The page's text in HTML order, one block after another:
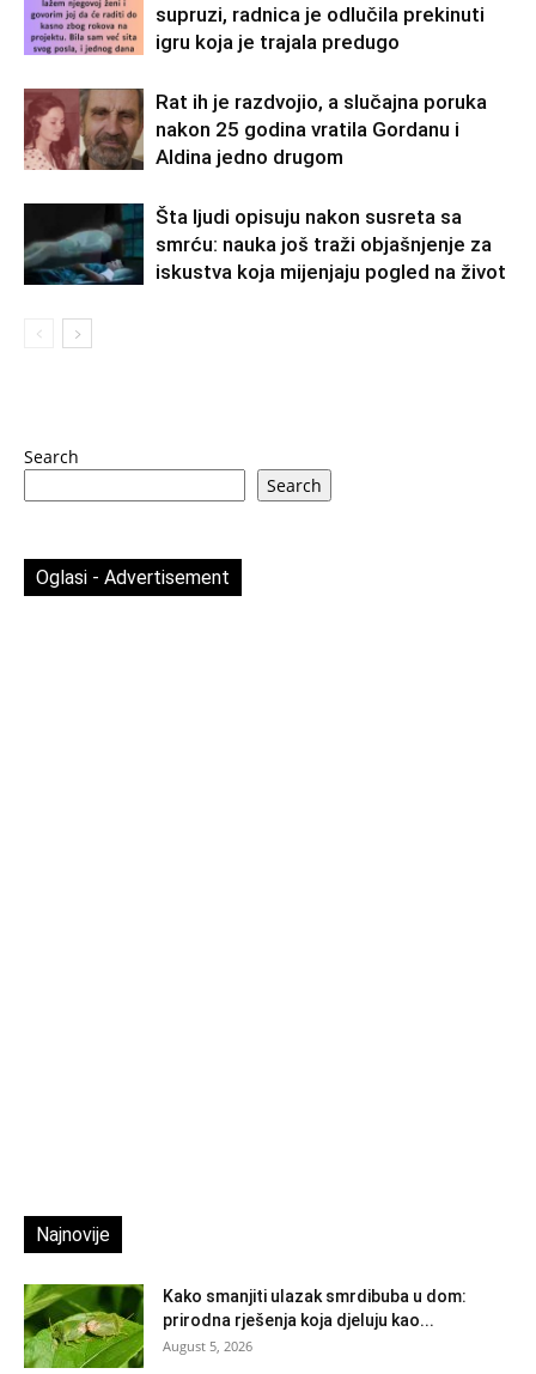
supruzi, radnica je odlučila prekinuti
igru koja je trajala predugo
Rat ih je razdvojio, a slučajna poruka
nakon 25 godina vratila Gordanu i
Aldina jedno drugom
Šta ljudi opisuju nakon susreta sa
smrću: nauka još traži objašnjenje za
iskustva koja mijenjaju pogled na život
Search
Search
Oglasi - Advertisement
Najnovije
Kako smanjiti ulazak smrdibuba u dom:
prirodna rješenja koja djeluju kao...
August 5, 2026